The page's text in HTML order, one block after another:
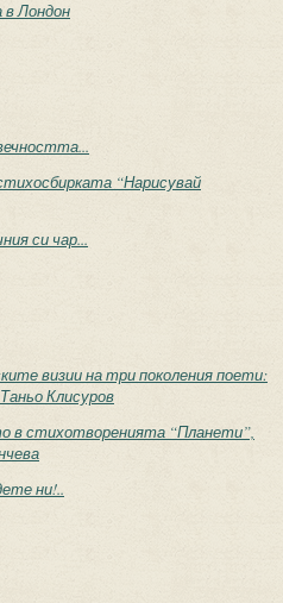
в Лондон
“Нарисувай
си чар...
визии на три поколения поети:
Клисуров
в стихотворенията “Планети”,
ни!..